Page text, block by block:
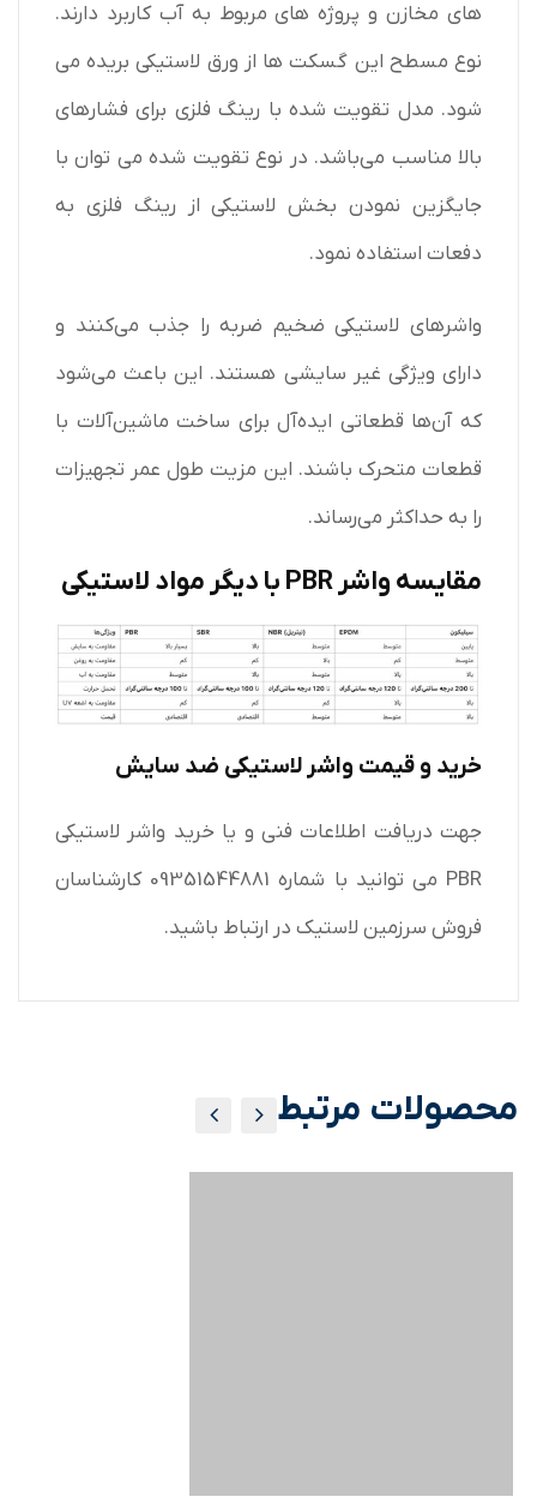
های مخازن و پروژه های مربوط به آب کاربرد دارند.
نوع مسطح این گسکت ها از ورق لاستیکی بریده می
شود. مدل تقویت شده با رینگ فلزی برای فشارهای
بالا مناسب می‌باشد. در نوع تقویت شده می توان با
جایگزین نمودن بخش لاستیکی از رینگ فلزی به
دفعات استفاده نمود.
واشرهای لاستیکی ضخیم ضربه را جذب می‌کنند و
دارای ویژگی غیر سایشی هستند. این باعث می‌شود
که آن‌ها قطعاتی ایده‌آل برای ساخت ماشین‌آلات با
قطعات متحرک باشند. این مزیت طول عمر تجهیزات
را به حداکثر می‌رساند.
مقایسه واشر PBR با دیگر مواد لاستیکی
خرید و قیمت واشر لاستیکی ضد سایش
جهت دریافت اطلاعات فنی و یا خرید واشر لاستیکی
PBR می توانید با شماره 09351544881 کارشناسان
فروش سرزمین لاستیک در ارتباط باشید.
محصولات مرتبط